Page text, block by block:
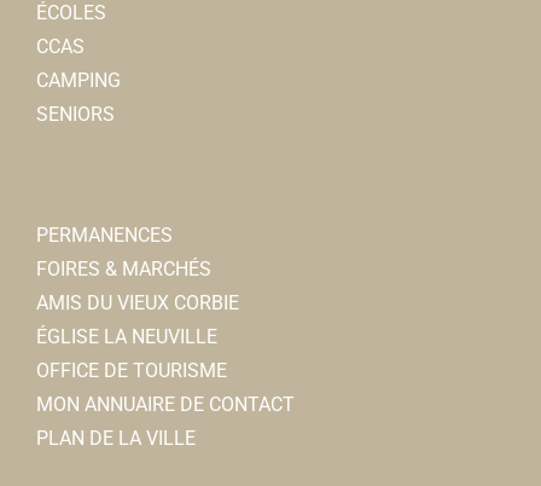
ÉCOLES
CCAS
CAMPING
SENIORS
PERMANENCES
FOIRES & MARCHÉS
AMIS DU VIEUX CORBIE
ÉGLISE LA NEUVILLE
OFFICE DE TOURISME
MON ANNUAIRE DE CONTACT
PLAN DE LA VILLE